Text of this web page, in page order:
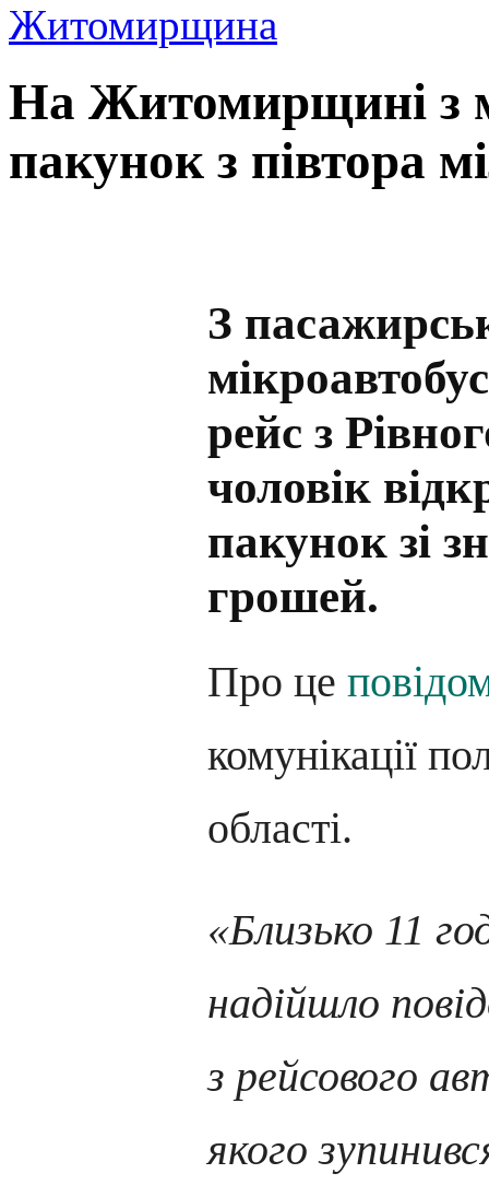
Житомирщина
На Житомирщині з
пакунок з півтора
З
рейс з
чоловік
пакунок зі
грошей.
Про це
комунікації
області.
«Близько 11
надійшло
з рейсового
якого